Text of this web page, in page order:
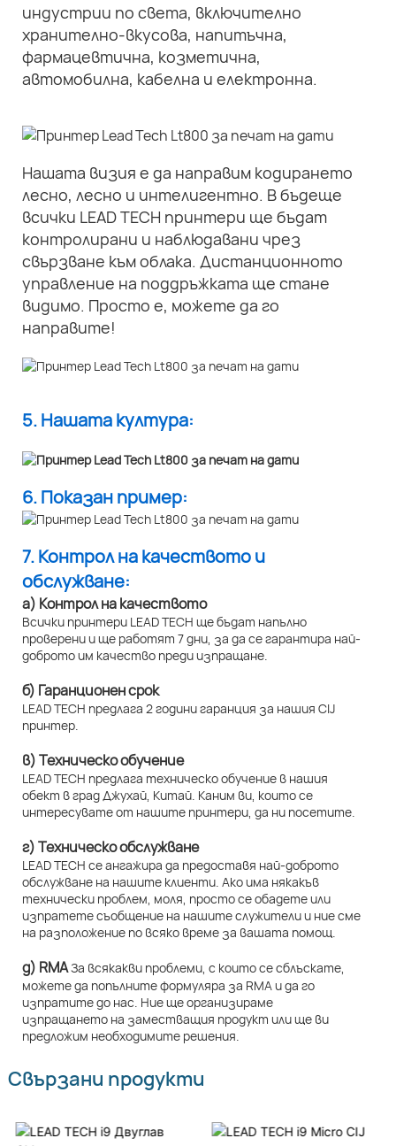
индустрии по света, включително
хранително-вкусова, напитъчна,
фармацевтична, козметична,
автомобилна, кабелна и електронна.
Нашата визия е да направим кодирането
лесно, лесно и интелигентно. В бъдеще
всички LEAD TECH принтери ще бъдат
контролирани и наблюдавани чрез
свързване към облака. Дистанционното
управление на поддръжката ще стане
видимо. Просто е, можете да го
направите!
5. Нашата култура:
6. Показан пример:
7. Контрол на качеството и
обслужване:
а) Контрол на качеството
Всички принтери LEAD TECH ще бъдат напълно
проверени и ще работят 7 дни, за да се гарантира най-
доброто им качество преди изпращане.
б) Гаранционен срок
LEAD TECH предлага 2 години гаранция за нашия CIJ
принтер.
в) Техническо обучение
LEAD TECH предлага техническо обучение в нашия
обект в град Джухай, Китай. Каним ви, които се
интересувате от нашите принтери, да ни посетите.
г) Техническо обслужване
LEAD TECH се ангажира да предоставя най-доброто
обслужване на нашите клиенти. Ако има някакъв
технически проблем, моля, просто се обадете или
изпратете съобщение на нашите служители и ние сме
на разположение по всяко време за вашата помощ.
д) RMAЗа всякакви проблеми, с които се сблъскате,
можете да попълните формуляра за RMA и да го
изпратите до нас. Ние ще организираме
изпращането на заместващия продукт или ще ви
предложим необходимите решения.
Свързани продукти